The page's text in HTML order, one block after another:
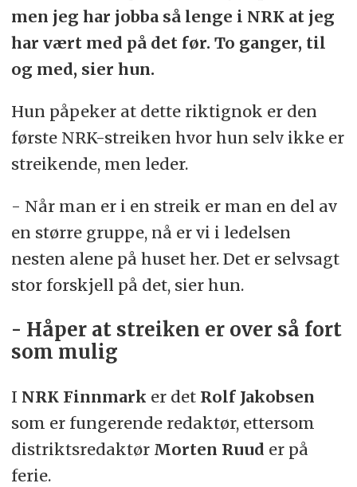
men jeg har jobba så lenge i NRK at jeg
har vært med på det før. To ganger, til
og med, sier hun.
Hun påpeker at dette riktignok er den
første NRK-streiken hvor hun selv ikke er
streikende, men leder.
- Når man er i en streik er man en del av
en større gruppe, nå er vi i ledelsen
nesten alene på huset her. Det er selvsagt
stor forskjell på det, sier hun.
- Håper at streiken er over så fort
som mulig
I NRK Finnmark er det Rolf Jakobsen
som er fungerende redaktør, ettersom
distriktsredaktør Morten Ruud er på
ferie.